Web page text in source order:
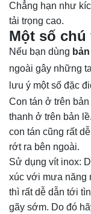
Chẳng hạn như
tải trọng cao.
Một số
Nếu bạn dùng
ngoài gây những
lưu ý một số đặc
Con tán ở trên
thanh ở trên bản
con tán cũng rất
rớt ra bên ngoài.
Sử dụng vít inox:
xúc với mưa năng
thì rất dễ dẫn tới
gãy sớm. Do đó